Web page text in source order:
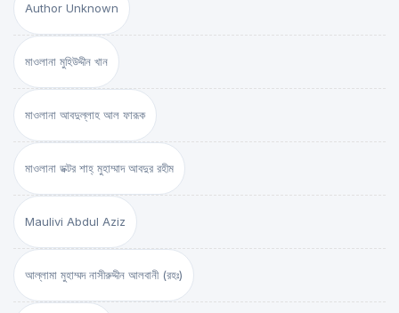
Author Unknown
মাওলানা মুহিউদ্দীন খান
মাওলানা আবদুল্লাহ আল ফারূক
মাওলানা ডক্টর শাহ্‌ মুহাম্মাদ আবদুর রহীম
Maulivi Abdul Aziz
আল্লামা মুহাম্মদ নাসীরুদ্দীন আলবানী (রহঃ)